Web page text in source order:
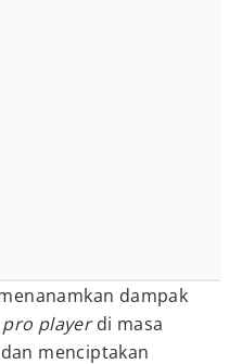
dampak
pro playerdi masa
menciptakan